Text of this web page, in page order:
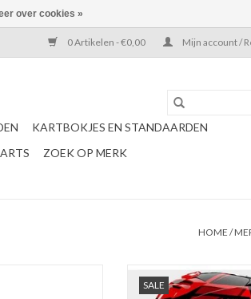
0 Artikelen - €0,00 Mijn account /
KARTBOKJES EN STANDAARDEN
ZOEK OP MERK
HOME /
SALE
LS2 FF800 Storm II
zwart
over cookies »